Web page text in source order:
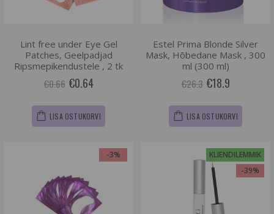
Lint free under Eye Gel
Patches, Geelpadjad
Ripsmepikendustele , 2 tk
€0.66 €0.64
LISA OSTUKORVI
Estel Prima Blonde Silver
Mask, Hõbedane Mask , 300
ml (300 ml)
€26.3 €18.9
LISA OSTUKORVI
-3%
KLIENDILEMMIK
-39%